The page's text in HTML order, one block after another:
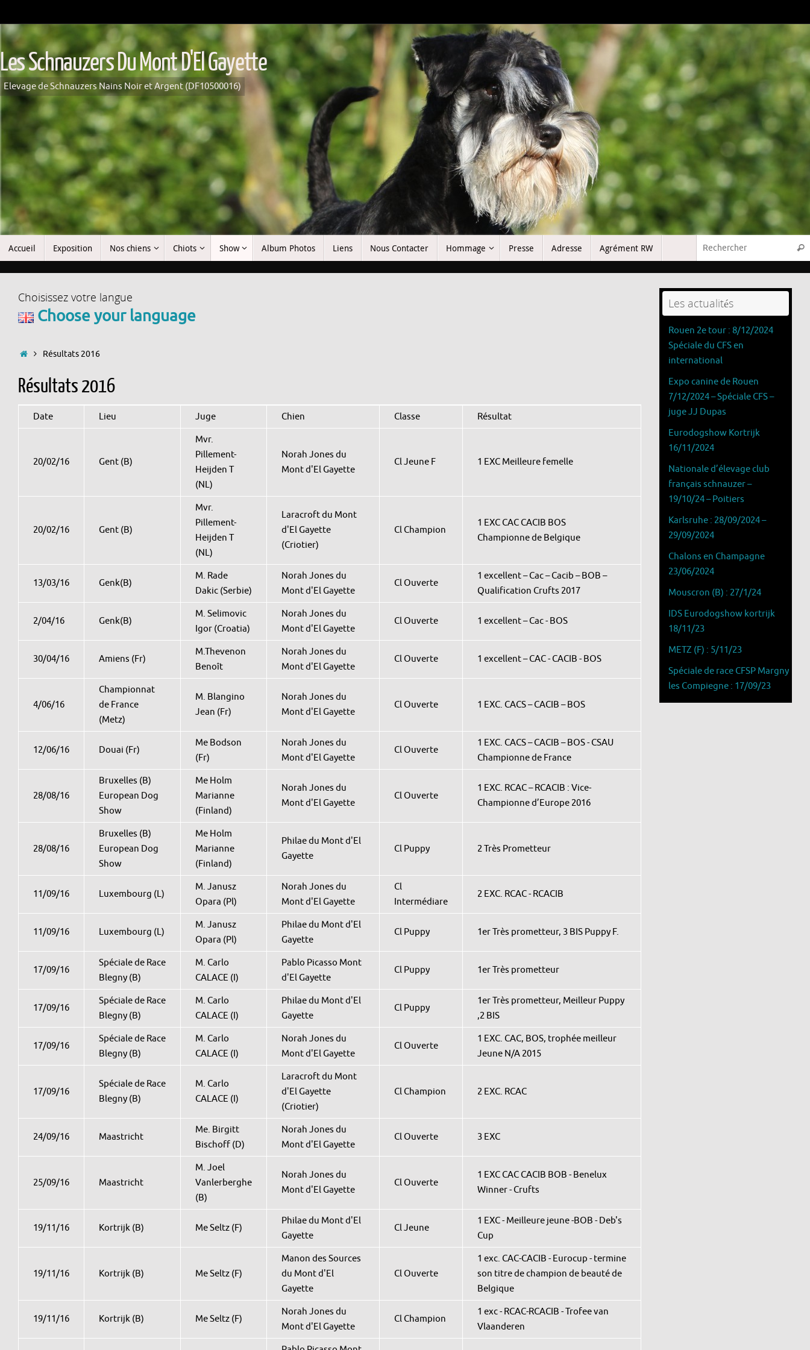
au
contenu
Les Schnauzers Du Mont D'El Gayette
Elevage de Schnauzers Nains Noir et Argent (DF10500016)
Accueil Exposition Nos chiens Chiots Show Album Photos Liens Nous Contacter Hommage Presse Adresse Agrément RW
Choisissez votre langue
Choose your language
Accueil
Résultats 2016
Résultats 2016
Date Lieu Juge Chien Classe Résultat
20/02/16 Gent (B)
Mvr.
Pillement-
Heijden T
(NL)
Norah Jones du
Mont d'El Gayette
Cl Jeune F 1 EXC Meilleure femelle
20/02/16 Gent (B)
Mvr.
Pillement-
Heijden T
(NL)
Laracroft du Mont
d'El Gayette
(Criotier)
Cl Champion
1 EXC CAC CACIB BOS
Championne de Belgique
13/03/16 Genk(B)
M. Rade
Dakic (Serbie)
Norah Jones du
Mont d'El Gayette
Cl Ouverte
1 excellent – Cac – Cacib – BOB –
Qualification Crufts 2017
2/04/16 Genk(B)
M. Selimovic
Igor (Croatia)
Norah Jones du
Mont d'El Gayette
Cl Ouverte 1 excellent – Cac - BOS
30/04/16 Amiens (Fr)
M.Thevenon
Benoît
Norah Jones du
Mont d'El Gayette
Cl Ouverte 1 excellent – CAC - CACIB - BOS
4/06/16
Championnat
de France
(Metz)
M. Blangino
Jean (Fr)
Norah Jones du
Mont d'El Gayette
Cl Ouverte 1 EXC. CACS – CACIB – BOS
12/06/16 Douai (Fr)
Me Bodson
(Fr)
Norah Jones du
Mont d'El Gayette
Cl Ouverte
1 EXC. CACS – CACIB – BOS - CSAU
Championne de France
28/08/16
Bruxelles (B)
European Dog
Show
Me Holm
Marianne
(Finland)
Norah Jones du
Mont d'El Gayette
Cl Ouverte
1 EXC. RCAC – RCACIB : Vice-
Championne d’Europe 2016
28/08/16
Bruxelles (B)
European Dog
Show
Me Holm
Marianne
(Finland)
Philae du Mont d'El
Gayette
Cl Puppy 2 Très Prometteur
11/09/16 Luxembourg (L)
M. Janusz
Opara (Pl)
Norah Jones du
Mont d'El Gayette
Cl
Intermédiare
2 EXC. RCAC - RCACIB
11/09/16 Luxembourg (L)
M. Janusz
Opara (Pl)
Philae du Mont d'El
Gayette
Cl Puppy 1er Très prometteur, 3 BIS Puppy F.
17/09/16
Spéciale de Race
Blegny (B)
M. Carlo
CALACE (I)
Pablo Picasso Mont
d'El Gayette
Cl Puppy 1er Très prometteur
17/09/16
Spéciale de Race
Blegny (B)
M. Carlo
CALACE (I)
Philae du Mont d'El
Gayette
Cl Puppy
1er Très prometteur, Meilleur Puppy
,2 BIS
17/09/16
Spéciale de Race
Blegny (B)
M. Carlo
CALACE (I)
Norah Jones du
Mont d'El Gayette
Cl Ouverte
1 EXC. CAC, BOS, trophée meilleur
Jeune N/A 2015
17/09/16
Spéciale de Race
Blegny (B)
M. Carlo
CALACE (I)
Laracroft du Mont
d'El Gayette
(Criotier)
Cl Champion 2 EXC. RCAC
24/09/16 Maastricht
Me. Birgitt
Bischoff (D)
Norah Jones du
Mont d'El Gayette
Cl Ouverte 3 EXC
25/09/16 Maastricht
M. Joel
Vanlerberghe
(B)
Norah Jones du
Mont d'El Gayette
Cl Ouverte
1 EXC CAC CACIB BOB - Benelux
Winner - Crufts
19/11/16 Kortrijk (B) Me Seltz (F)
Philae du Mont d'El
Gayette
Cl Jeune
1 EXC - Meilleure jeune -BOB - Deb's
Cup
19/11/16 Kortrijk (B) Me Seltz (F)
Manon des Sources
du Mont d'El
Gayette
Cl Ouverte
1 exc. CAC-CACIB - Eurocup - termine
son titre de champion de beauté de
Belgique
19/11/16 Kortrijk (B) Me Seltz (F)
Norah Jones du
Mont d'El Gayette
Cl Champion
1 exc - RCAC-RCACIB - Trofee van
Vlaanderen
Les actualités
Rouen 2e tour : 8/12/2024
Spéciale du CFS en
international
Expo canine de Rouen
7/12/2024 – Spéciale CFS –
juge JJ Dupas
Eurodogshow Kortrijk
16/11/2024
Nationale d’élevage club
français schnauzer –
19/10/24 – Poitiers
Karlsruhe : 28/09/2024 –
29/09/2024
Chalons en Champagne
23/06/2024
Mouscron (B) : 27/1/24
IDS Eurodogshow kortrijk
18/11/23
METZ (F) : 5/11/23
Spéciale de race CFSP Margny
les Compiegne : 17/09/23